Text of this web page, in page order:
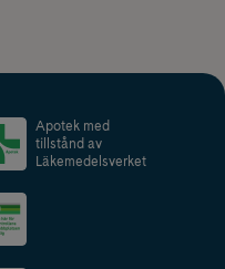
Apotek med
tillstånd av
Läkemedelsverket